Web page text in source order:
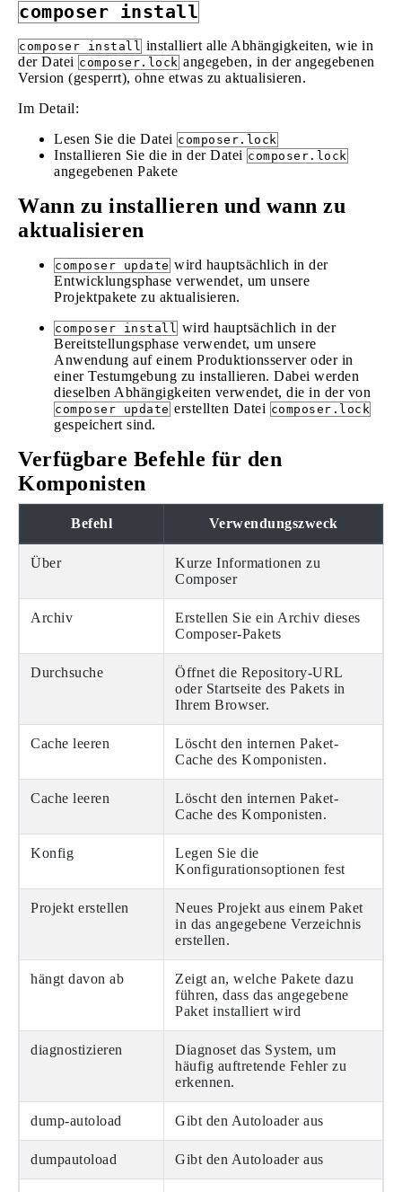
composer install
composer install installiert alle Abhängigkeiten, wie in
der Datei composer.lock angegeben, in der angegebenen
Version (gesperrt), ohne etwas zu aktualisieren.
Im Detail:
Lesen Sie die Datei composer.lock
Installieren Sie die in der Datei composer.lock
angegebenen Pakete
Wann zu installieren und wann zu
aktualisieren
composer update wird hauptsächlich in der
Entwicklungsphase verwendet, um unsere
Projektpakete zu aktualisieren.
composer install wird hauptsächlich in der
Bereitstellungsphase verwendet, um unsere
Anwendung auf einem Produktionsserver oder in
einer Testumgebung zu installieren. Dabei werden
dieselben Abhängigkeiten verwendet, die in der von
composer update erstellten Datei composer.lock
gespeichert sind.
Verfügbare Befehle für den
Komponisten
Befehl Verwendungszweck
Über
Kurze Informationen zu
Composer
Archiv
Erstellen Sie ein Archiv dieses
Composer-Pakets
Durchsuche
Öffnet die Repository-URL
oder Startseite des Pakets in
Ihrem Browser.
Cache leeren
Löscht den internen Paket-
Cache des Komponisten.
Cache leeren
Löscht den internen Paket-
Cache des Komponisten.
Konfig
Legen Sie die
Konfigurationsoptionen fest
Projekt erstellen
Neues Projekt aus einem Paket
in das angegebene Verzeichnis
erstellen.
hängt davon ab
Zeigt an, welche Pakete dazu
führen, dass das angegebene
Paket installiert wird
diagnostizieren
Diagnoset das System, um
häufig auftretende Fehler zu
erkennen.
dump-autoload Gibt den Autoloader aus
dumpautoload Gibt den Autoloader aus